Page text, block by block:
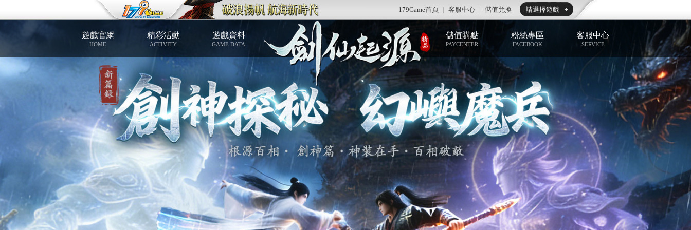
179Game首頁 | 客服中心 | 儲值兌換 請選擇遊戲
遊戲官網
HOME
精彩活動
ACTIVITY
遊戲資料
GAME DATA
儲值購點
PAYCENTER
粉絲專區
FACEBOOK
客服中心
SERVICE